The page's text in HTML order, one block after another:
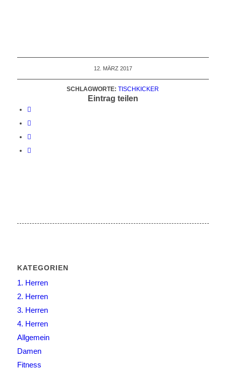
12. MÄRZ 2017
SCHLAGWORTE: TISCHKICKER
Eintrag teilen
KATEGORIEN
1. Herren
2. Herren
3. Herren
4. Herren
Allgemein
Damen
Fitness